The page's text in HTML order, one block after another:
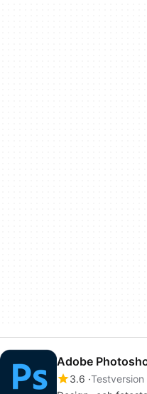
Adobe
3.6 Testversion